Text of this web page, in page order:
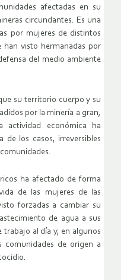
afectadas en su
circundantes. Es una
por mujeres de distintos
han visto hermanadas por
del medio ambiente
su territorio cuerpo y su
por la minería a gran,
actividad económica ha
de los casos, irreversibles
ha afectado de forma
de las mujeres de las
forzadas a cambiar su
de agua a sus
al día y, en algunos
comunidades de origen a